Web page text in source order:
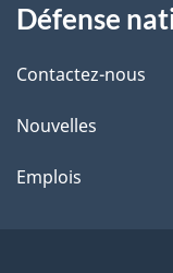
propos
de
ce
site
Défense
Contactez-nous
Nouvelles
Emplois